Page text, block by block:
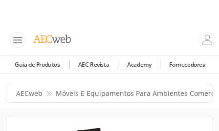
Guia de Produtos AEC Revista Academy Fornecedores
AECweb Móveis E Equipamentos Para Ambientes